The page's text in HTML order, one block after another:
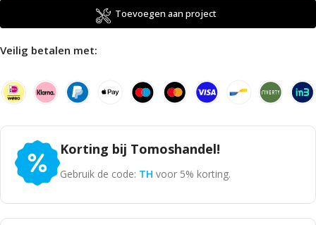
Toevoegen aan project
Veilig betalen met:
Korting bij Tomoshandel!
Gebruik de code: TH voor 5% korting.